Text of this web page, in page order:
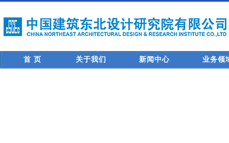
首 页 关于我们 新闻中心 业务领